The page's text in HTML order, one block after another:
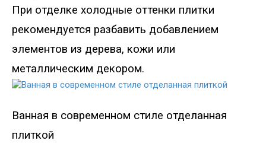
При отделке холодные оттенки плитки
рекомендуется разбавить добавлением
элементов из дерева, кожи или
металлическим декором.
Ванная в современном стиле отделанная
плиткой